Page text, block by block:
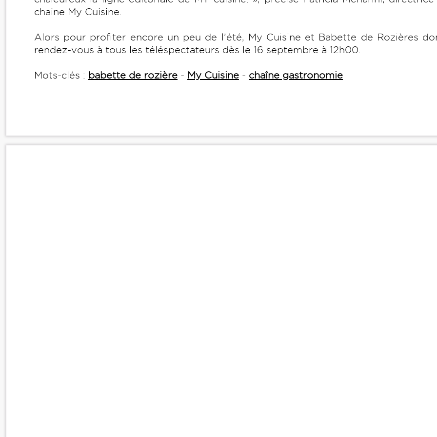
chaine My Cuisine.
Alors pour profiter encore un peu de l’été, My Cuisine et Babette de Rozières
rendez-vous à tous les téléspectateurs dès le 16 septembre à 12h00.
Mots-clés : babette de rozière - My Cuisine - chaîne gastronomie